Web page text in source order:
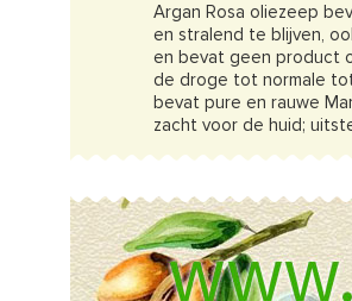
Argan Rosa oliezeep
en stralend te blijven,
en bevat geen product
de droge tot normale
bevat pure en rauwe
zacht voor de huid;